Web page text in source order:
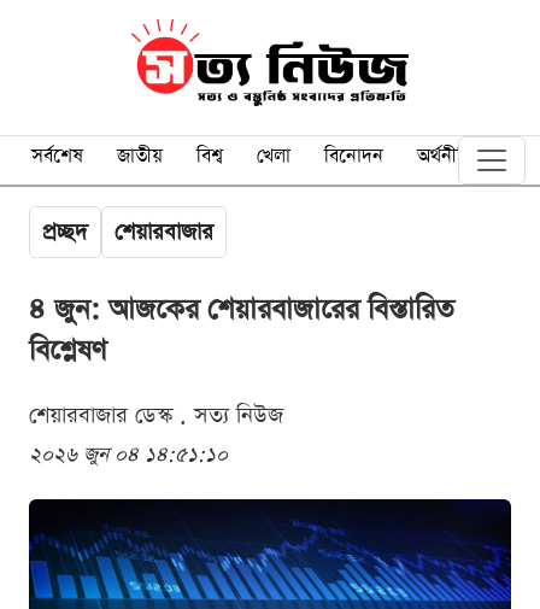
সর্বশেষ জাতীয় বিশ্ব খেলা বিনোদন অর্থনীতি
প্রচ্ছদ শেয়ারবাজার
৪ জুন: আজকের শেয়ারবাজারের বিস্তারিত
বিশ্লেষণ
শেয়ারবাজার ডেস্ক . সত্য নিউজ
২০২৬ জুন ০৪ ১৪:৫১:১০